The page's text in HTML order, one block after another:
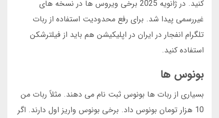
کنید. در ژانویه 2025 برخی ویروس ها در نسخه های
غیررسمی پیدا شد. برای رفع محدودیت استفاده از ربات
تلگرام انفجار در ایران در اپلیکیشن هم باید از فیلترشکن
استفاده کنید.
بونوس ها
بسیاری از ربات ها بونوس ثبت نام می دهند. مثلاً ربات من
10 هزار تومان بونوس داد. برخی بونوس واریز اول دارند. اگر